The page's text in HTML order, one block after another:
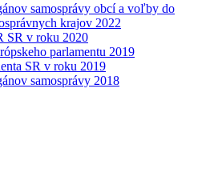
samosprávy obcí a voľby do
krajov 2022
SR v roku 2020
parlamentu 2019
SR v roku 2019
samosprávy 2018